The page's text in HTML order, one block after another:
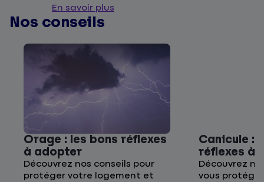
En savoir plus
Nos conseils
Orage : les bons réflexes
à adopter
Découvrez nos conseils pour
protéger votre logement et
Canicule :
réflexes à
Découvrez
vous